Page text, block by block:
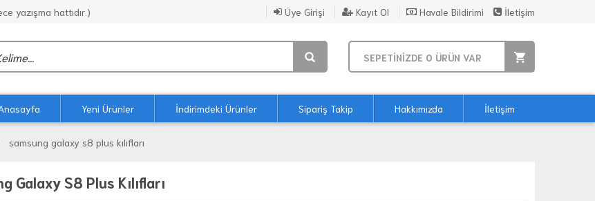
yazışma hattıdır.) Üye Girişi Kayıt Ol Havale Bildirimi İletişim
SEPETİNİZDE 0 ÜRÜN VAR
Yeni Ürünler İndirimdeki Ürünler Sipariş Takip Hakkımızda İletişim
samsung galaxy s8 plus kılıfları
Galaxy S8 Plus Kılıfları